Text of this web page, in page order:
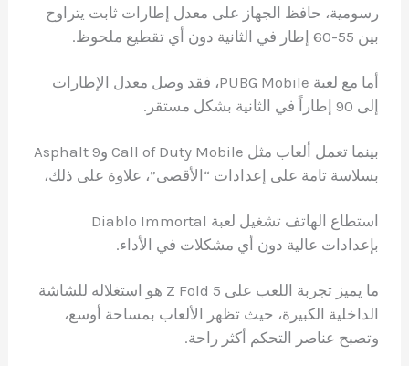
رسومية، حافظ الجهاز على معدل إطارات ثابت يتراوح
بين 55-60 إطار في الثانية دون أي تقطيع ملحوظ.
أما مع لعبة PUBG Mobile، فقد وصل معدل الإطارات
إلى 90 إطاراً في الثانية بشكل مستقر.
بينما تعمل ألعاب مثل Call of Duty Mobile وAsphalt 9
بسلاسة تامة على إعدادات “الأقصى”، علاوة على ذلك،
استطاع الهاتف تشغيل لعبة Diablo Immortal
بإعدادات عالية دون أي مشكلات في الأداء.
ما يميز تجربة اللعب على Z Fold 5 هو استغلاله للشاشة
الداخلية الكبيرة، حيث تظهر الألعاب بمساحة أوسع،
وتصبح عناصر التحكم أكثر راحة.